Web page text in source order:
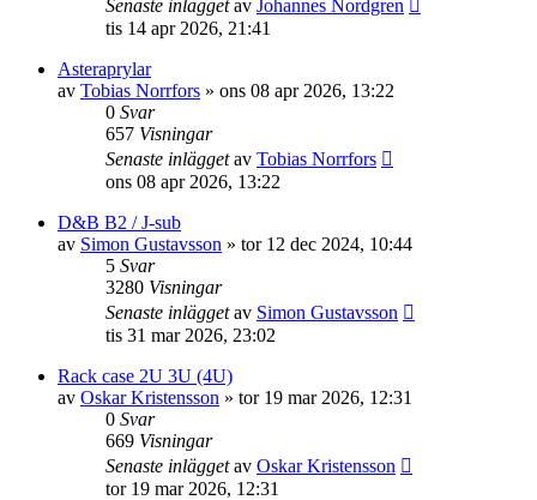
Senaste inläggetav Johannes Nordgren
tis 14 apr 2026, 21:41
Asteraprylar
av Tobias Norrfors » ons 08 apr 2026, 13:22
0 Svar
657 Visningar
Senaste inläggetav Tobias Norrfors
ons 08 apr 2026, 13:22
D&B B2 / J-sub
av Simon Gustavsson » tor 12 dec 2024, 10:44
5 Svar
3280 Visningar
Senaste inläggetav Simon Gustavsson
tis 31 mar 2026, 23:02
Rack case 2U 3U (4U)
av Oskar Kristensson » tor 19 mar 2026, 12:31
0 Svar
669 Visningar
Senaste inläggetav Oskar Kristensson
tor 19 mar 2026, 12:31